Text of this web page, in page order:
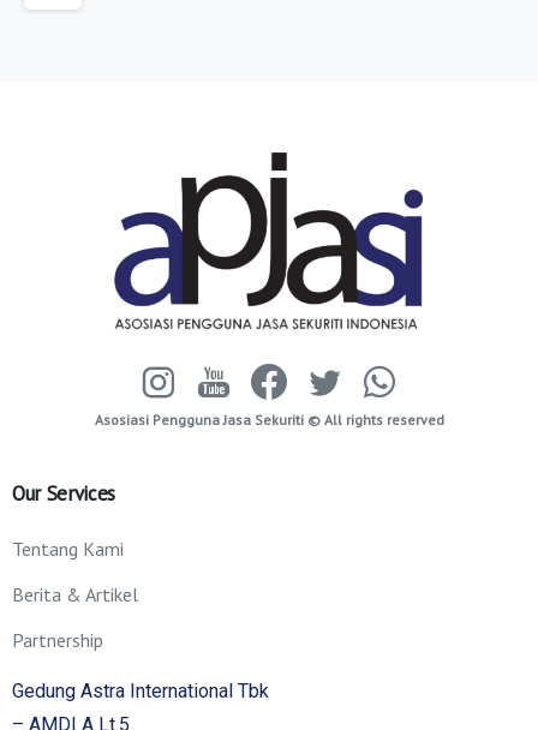
Asosiasi Pengguna Jasa Sekuriti © All rights reserved
Our Services
Tentang Kami
Berita & Artikel
Partnership
Gedung Astra International Tbk
– AMDI A Lt.5